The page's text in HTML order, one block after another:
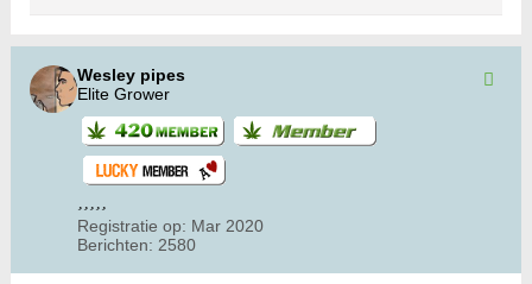
Wesley pipes
Elite Grower
Registratie op: Mar 2020
Berichten: 2580